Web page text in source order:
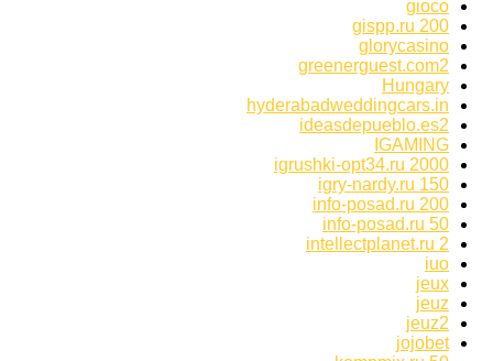
gioco
gispp.ru 200
glorycasino
greenerguest.com2
Hungary
hyderabadweddingcars.in
ideasdepueblo.es2
IGAMING
igrushki-opt34.ru 2000
igry-nardy.ru 150
info-posad.ru 200
info-posad.ru 50
intellectplanet.ru 2
iuo
jeux
jeuz
jeuz2
jojobet